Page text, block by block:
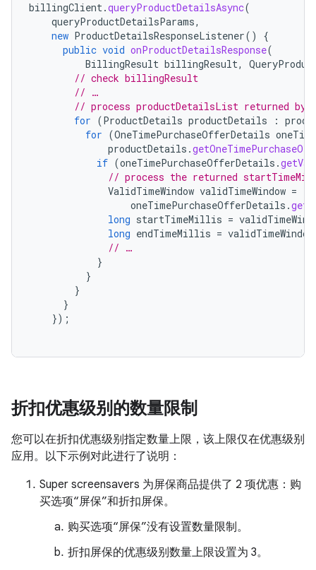
billingClient.queryProductDetailsAsync(
queryProductDetailsParams,
new ProductDetailsResponseListener()
{
public void onProductDetailsResponse(
BillingResult billingResult,
// check billingResult
// …
// process productDetailsList returned by
for (ProductDetails productDetails :
for (OneTimePurchaseOfferDetails
productDetails .
if (oneTimePurchaseOfferDetails .
// process the returned
ValidTimeWindow validTimeWindow =
oneTimePurchaseOfferDetails .
long startTimeMillis =
long endTimeMillis = validTimeWindow
// …
}
}
}
}
});
折扣优惠级别的数量限制
您可以在折扣优惠级别指定数量上限，该上限仅在优惠级别
应用。以下示例对此进行了说明：
Super screensavers 为屏保商品提供了 2 项优惠：购
买选项“屏保”和折扣屏保。
购买选项“屏保”没有设置数量限制。
折扣屏保的优惠级别数量上限设置为 3。